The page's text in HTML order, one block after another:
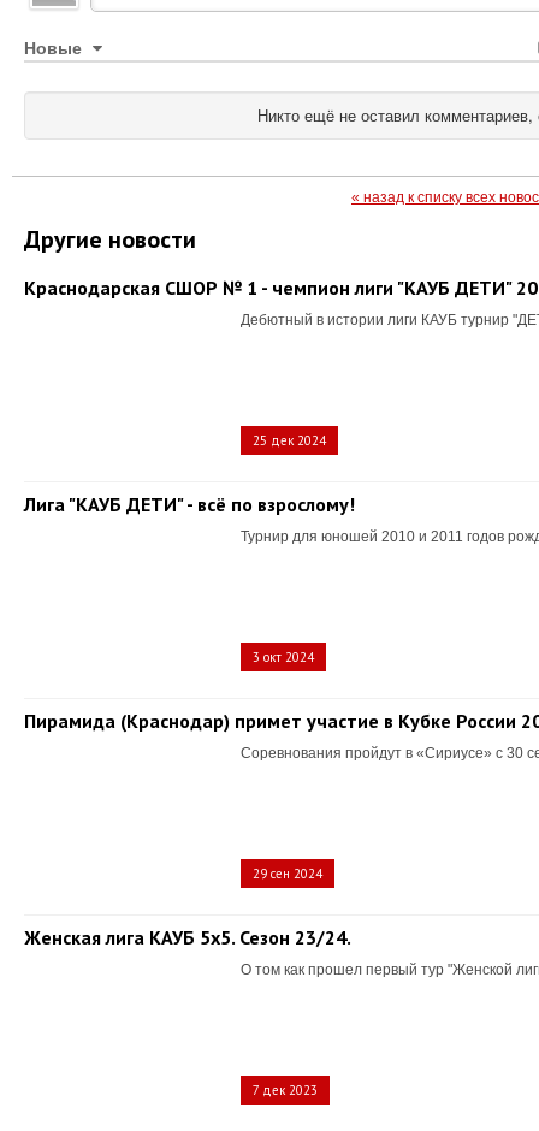
Новые
Никто ещё не оставил комментариев,
« назад к списку всех
Другие новости
Краснодарская СШОР № 1 - чемпион лиги "КАУБ ДЕТИ"
Дебютный в истории лиги КАУБ турнир
25 дек 2024
Лига "КАУБ ДЕТИ" - всё по взрослому!
Турнир для юношей 2010 и 2011 годов
3 окт 2024
Пирамида (Краснодар) примет участие в Кубке России
Соревнования пройдут в «Сириусе» с 30
29 сен 2024
Женская лига КАУБ 5х5. Сезон 23/24.
О том как прошел первый тур "Женской
7 дек 2023